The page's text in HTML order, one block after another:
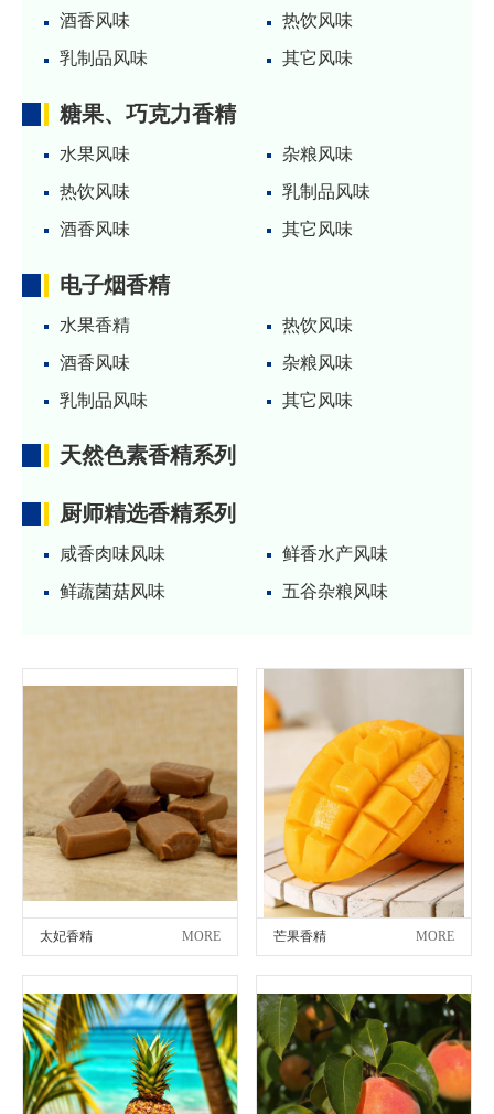
酒香风味
热饮风味
乳制品风味
其它风味
糖果、巧克力香精
水果风味
杂粮风味
热饮风味
乳制品风味
酒香风味
其它风味
电子烟香精
水果香精
热饮风味
酒香风味
杂粮风味
乳制品风味
其它风味
天然色素香精系列
厨师精选香精系列
咸香肉味风味
鲜香水产风味
鲜蔬菌菇风味
五谷杂粮风味
太妃香精 MORE 芒果香精 MORE